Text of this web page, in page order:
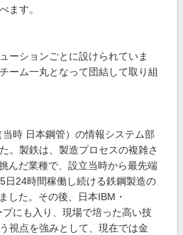
ます。
ーションごとに設けられていま
ーム一丸となって団結して取り組
当時 日本鋼管）の情報システム部
。製鉄は、製造プロセスの複雑さ
んだ業種で、設立当時から最先端
日24時間稼働し続ける鉄鋼製造の
した。その後、日本IBM・
にも入り、現場で培った高い技
視点を強みとして、現在では金